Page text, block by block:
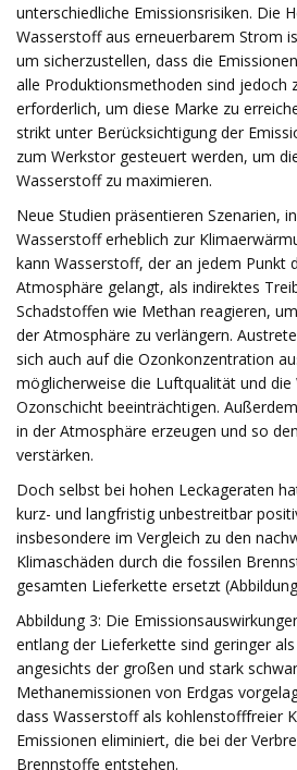
unterschiedliche Emissionsrisiken. Die
Wasserstoff aus erneuerbarem Strom
um sicherzustellen, dass die
alle Produktionsmethoden sind jedoch
erforderlich, um diese Marke zu
strikt unter Berücksichtigung der
zum Werkstor gesteuert werden, um
Wasserstoff zu maximieren.
Neue Studien präsentieren Szenarien,
Wasserstoff erheblich zur
kann Wasserstoff, der an jedem Punkt
Atmosphäre gelangt, als indirektes
Schadstoffen wie Methan reagieren,
der Atmosphäre zu verlängern.
sich auch auf die Ozonkonzentration
möglicherweise die Luftqualität und die
Ozonschicht beeinträchtigen.
in der Atmosphäre erzeugen und so
verstärken.
Doch selbst bei hohen Leckageraten
kurz- und langfristig unbestreitbar
insbesondere im Vergleich zu den
Klimaschäden durch die fossilen
gesamten Lieferkette ersetzt
Abbildung 3: Die
entlang der Lieferkette sind geringer
angesichts der großen und stark
Methanemissionen von Erdgas
dass Wasserstoff als kohlenstofffreier
Emissionen eliminiert, die bei der
Brennstoffe entstehen.